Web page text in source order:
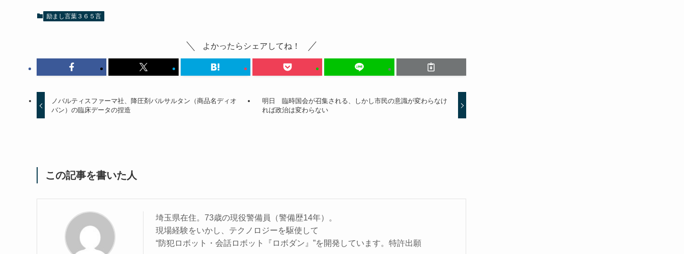
励まし言葉３６５言
よかったらシェアしてね！
ノバルティスファーマ社、降圧剤バルサルタン（商品名ディオ
バン）の臨床データの捏造
明日 臨時国会が召集される、しかし市民の意識が変わらなけ
れば政治は変わらない
この記事を書いた人
埼玉県在住。73歳の現役警備員（警備歴14年）。
現場経験をいかし、テクノロジーを駆使して
“防犯ロボット・会話ロボット『ロボダン』”を開発しています。特許出願